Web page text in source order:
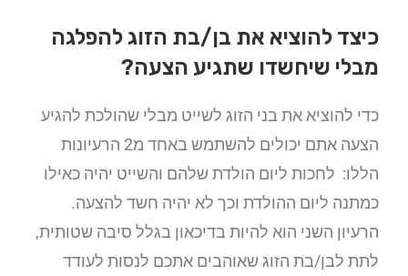
כיצד להוציא את בן/בת הזוג להפלגה
מבלי שיחשדו שתגיע הצעה?
כדי להוציא את בני הזוג לשייט מבלי שהולכת להגיע
הצעה אתם יכולים להשתמש באחד מ2 הרעיונות
הללו: לחכות ליום הולדת שלהם והשייט יהיה כאילו
כמתנה ליום ההולדת וכך לא יהיה חשד להצעה.
הרעיון השני הוא להיות בדיכאון בגלל סיבה שטותית,
לתת לבן/בת הזוג שאוהבים אתכם לנסות לעודד